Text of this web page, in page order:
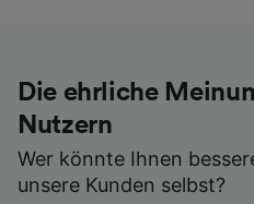
Die ehrliche
Nutzern
Wer könnte Ihnen
unsere Kunden selbst?